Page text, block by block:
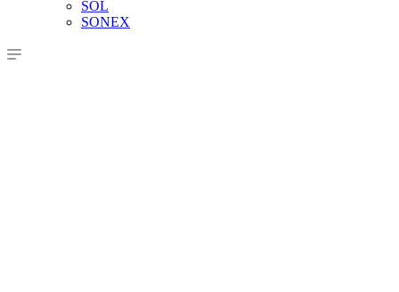
SOL
SONEX